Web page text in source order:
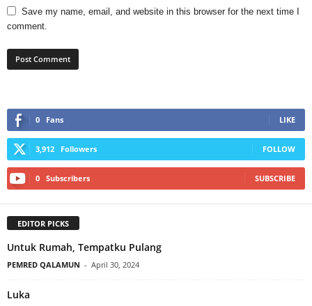
Save my name, email, and website in this browser for the next time I
comment.
0 Fans LIKE
3,912 Followers FOLLOW
0 Subscribers SUBSCRIBE
EDITOR PICKS
Untuk Rumah, Tempatku Pulang
PEMRED QALAMUN - April 30, 2024
Luka